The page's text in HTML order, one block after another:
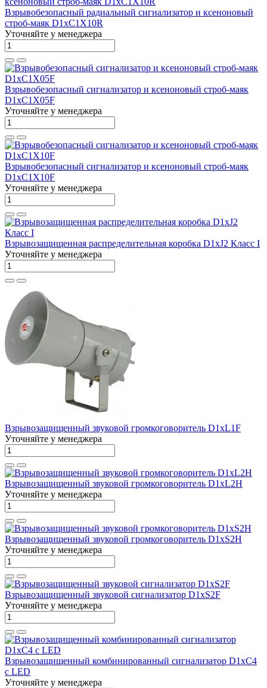
Взрывобезопасный радиальный сигнализатор и ксеноновый
строб-маяк D1xC1X10R
Уточняйте у менеджера
Взрывобезопасный сигнализатор и ксеноновый строб-маяк
D1xC1X05F
Уточняйте у менеджера
Взрывобезопасный сигнализатор и ксеноновый строб-маяк
D1xC1X10F
Уточняйте у менеджера
Взрывозащищенная распределительная коробка D1xJ2 Класс I
Уточняйте у менеджера
Взрывозащищенный звуковой громкоговоритель D1xL1F
Уточняйте у менеджера
Взрывозащищенный звуковой громкоговоритель D1xL2H
Уточняйте у менеджера
Взрывозащищенный звуковой громкоговоритель D1xS2H
Уточняйте у менеджера
Взрывозащищенный звуковой сигнализатор D1xS2F
Уточняйте у менеджера
Взрывозащищенный комбинированный сигнализатор D1xC4
с LED
Уточняйте у менеджера